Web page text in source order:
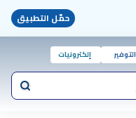
حمّل التطبيق
التوفير إلكترونيات